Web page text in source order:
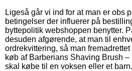
Ligeså går vi ind for at man er obs
betingelser der influerer på
byttepolitik webshoppen benytter.
desuden afgørende, at man til
ordrekvittering, så man
køb af Barberians Shaving Brush
skal købe til en voksen eller et barn.